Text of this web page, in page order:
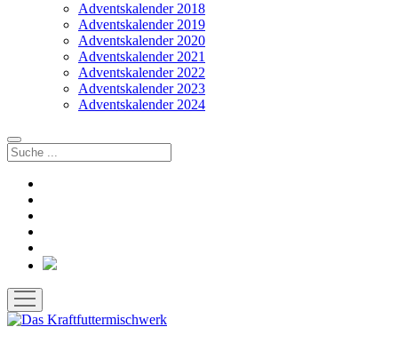
Adventskalender 2018
Adventskalender 2019
Adventskalender 2020
Adventskalender 2021
Adventskalender 2022
Adventskalender 2023
Adventskalender 2024
Suchen
Bluesky
Menü
öffnen